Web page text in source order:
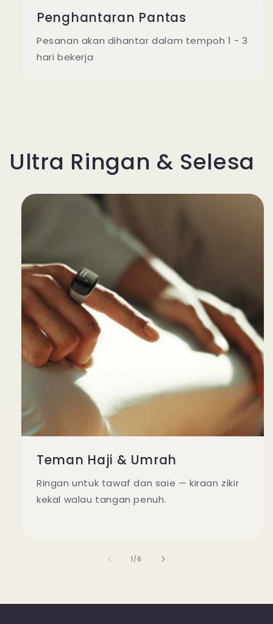
Penghantaran Pantas
Pesanan akan dihantar dalam tempoh 1 - 3
hari bekerja
Ultra Ringan & Selesa
Teman Haji & Umrah
Ringan untuk tawaf dan saie — kiraan zikir
kekal walau tangan penuh.
1 /of
6